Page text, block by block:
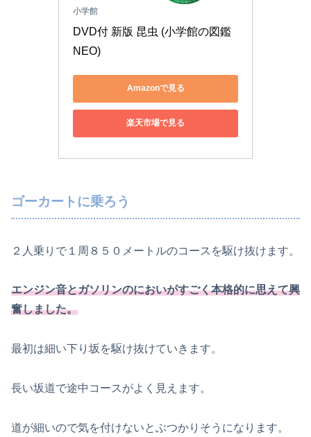
小学館
DVD付 新版 昆虫 (小学館の図鑑
NEO)
Amazonで見る
楽天市場で見る
ゴーカートに乗ろう
２人乗りで１周８５０メートルのコースを駆け抜けます。
エンジン音とガソリンのにおいがすごく本格的に思えて興
奮しました。
最初は細い下り坂を駆け抜けていきます。
長い坂道で途中コースがよく見えます。
道が細いので気を付けないとぶつかりそうになります。